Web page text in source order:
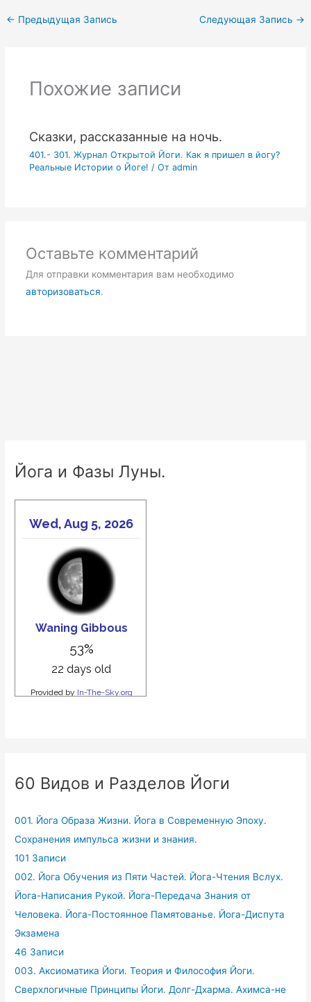
← Предыдущая Запись Следующая Запись →
Похожие записи
Сказки, рассказанные на ночь.
401.- 301. Журнал Открытой Йоги. Как я пришел в йогу?
Реальные Истории о Йоге! / От admin
Оставьте комментарий
Для отправки комментария вам необходимо
авторизоваться.
Йога и Фазы Луны.
60 Видов и Разделов Йоги
001. Йога Образа Жизни. Йога в Современную Эпоху.
Сохранения импульса жизни и знания.
101 Записи
002. Йога Обучения из Пяти Частей. Йога-Чтения Вслух.
Йога-Написания Рукой. Йога-Передача Знания от
Человека. Йога-Постоянное Памятованье. Йога-Диспута
Экзамена
46 Записи
003. Аксиоматика Йоги. Теория и Философия Йоги.
Сверхлогичные Принципы Йоги. Долг-Дхарма. Ахимса-не